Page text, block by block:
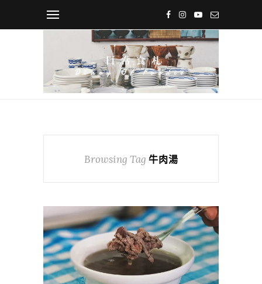
Browsing Tag 牛肉湯